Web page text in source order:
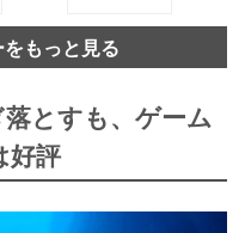
もっと見る
とすも、ゲーム
好評